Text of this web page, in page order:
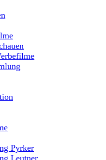
Pyrker
Leutner